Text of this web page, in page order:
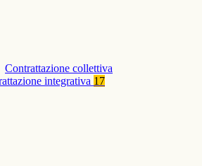
Contrattazione collettiva
integrativa 17